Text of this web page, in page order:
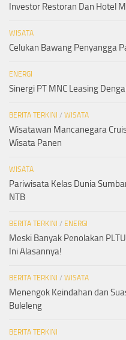
Investor Restoran Dan Hotel
WISATA
Celukan Bawang Penyangga
ENERGI
Sinergi PT MNC Leasing
BERITA TERKINI / WISATA
Wisatawan Mancanegara
Wisata Panen
WISATA
Pariwisata Kelas Dunia
NTB
BERITA TERKINI / ENERGI
Meski Banyak Penolakan
Ini Alasannya!
BERITA TERKINI / WISATA
Menengok Keindahan dan
Buleleng
BERITA TERKINI